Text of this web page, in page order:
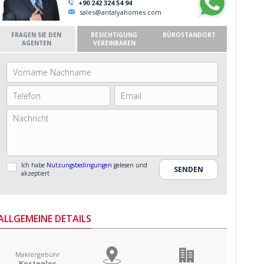
+90 242 324 54 94
sales@antalyahomes.com
FRAGEN SIE DEN
AGENTEN
BESICHTIGUNG
VEREINBAREN
BÜROSTANDORT
Ich habe Nutzungsbedingungen gelesen und
akzeptiert
DETAILS
Maklergebühr